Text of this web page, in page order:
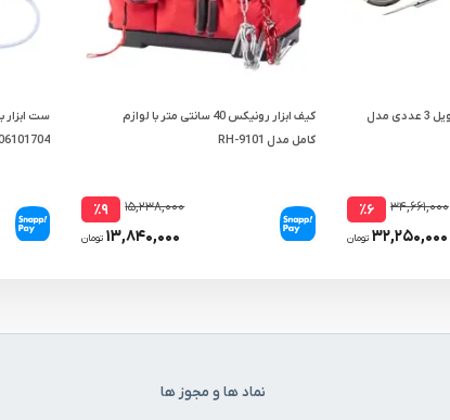
ست ابزار شیشه درار اشتایویل 3 عددی مدل
۳۴,۶۶۱,۰۰۰ ٪۶
۳۲,۲۵۰,۰۰۰ تومان
کیف ابزار رونیکس 40 سانتی متر با لوازم
کامل مدل RH-9101
۱۵,۲۳۸,۰۰۰ ٪۹
۱۳,۸۴۰,۰۰۰ تومان
نماد ها و مجوز ها